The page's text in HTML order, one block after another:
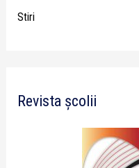
Stiri
Revista școlii